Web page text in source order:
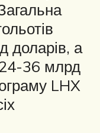
доларів, а
24-36 млрд
LHX